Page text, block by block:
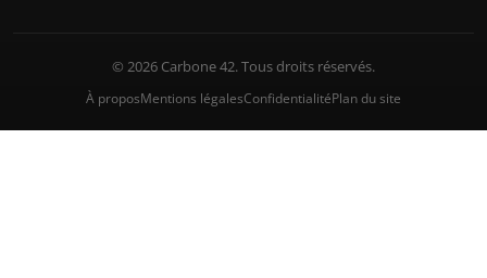
© 2026 Carbone 42. Tous droits réservés.
À proposMentions légalesConfidentialitéPlan du site